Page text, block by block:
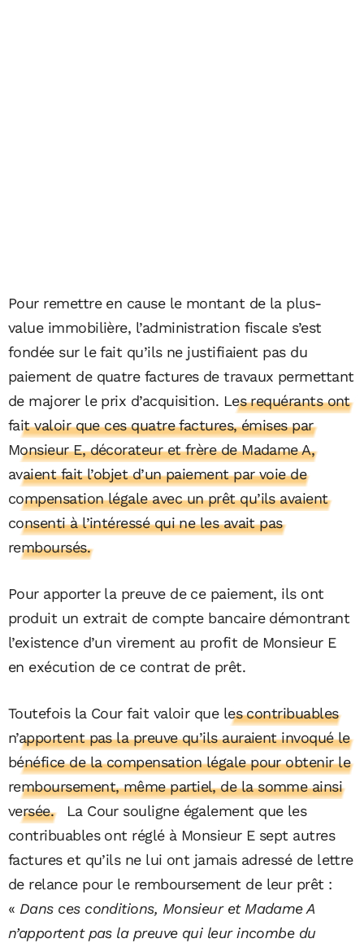
Pour remettre en cause le montant de la plus-
value immobilière, l’administration fiscale s’est
fondée sur le fait qu’ils ne justifiaient pas du
paiement de quatre factures de travaux permettant
de majorer le prix d’acquisition. Les requérants ont
fait valoir que ces quatre factures, émises par
Monsieur E, décorateur et frère de Madame A,
avaient fait l’objet d’un paiement par voie de
compensation légale avec un prêt qu’ils avaient
consenti à l’intéressé qui ne les avait pas
remboursés.
Pour apporter la preuve de ce paiement, ils ont
produit un extrait de compte bancaire démontrant
l’existence d’un virement au profit de Monsieur E
en exécution de ce contrat de prêt.
Toutefois la Cour fait valoir queles contribuables
n’apportent pas la preuve qu’ils auraient invoqué le
bénéfice de la compensation légale pour obtenir le
remboursement, même partiel, de la somme ainsi
versée.
La Cour souligne également que les
contribuables ont réglé à Monsieur E sept autres
factures et qu’ils ne lui ont jamais adressé de lettre
de relance pour le remboursement de leur prêt :
« Dans ces conditions, Monsieur et Madame A
n’apportent pas la preuve qui leur incombe du